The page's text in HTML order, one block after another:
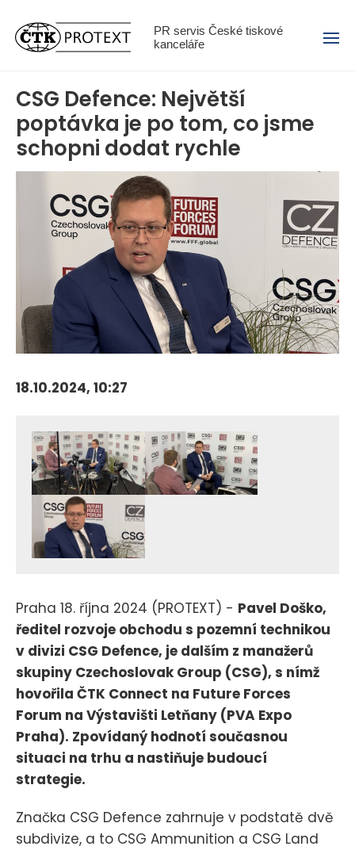
PR servis České tiskové
kanceláře
Menu
CSG Defence: Největší
poptávka je po tom, co jsme
schopni dodat rychle
18.10.2024, 10:27
Praha 18. října 2024 (PROTEXT) - Pavel Doško,
ředitel rozvoje obchodu s pozemní technikou
v divizi CSG Defence, je dalším z manažerů
skupiny Czechoslovak Group (CSG), s nímž
hovořila ČTK Connect na Future Forces
Forum na Výstavišti Letňany (PVA Expo
Praha). Zpovídaný hodnotí současnou
situaci na trhu a nastiňuje budoucí
strategie.
Značka CSG Defence zahrnuje v podstatě dvě
subdivize, a to CSG Ammunition a CSG Land